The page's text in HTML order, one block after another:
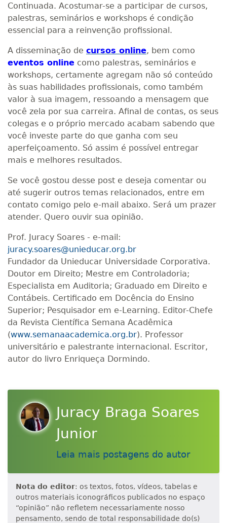
Continuada. Acostumar-se a participar de cursos,
palestras, seminários e workshops é condição
essencial para a reinvenção profissional.
A disseminação de cursos online, bem como
eventos online como palestras, seminários e
workshops, certamente agregam não só conteúdo
às suas habilidades profissionais, como também
valor à sua imagem, ressoando a mensagem que
você zela por sua carreira. Afinal de contas, os seus
colegas e o próprio mercado acabam sabendo que
você investe parte do que ganha com seu
aperfeiçoamento. Só assim é possível entregar
mais e melhores resultados.
Se você gostou desse post e deseja comentar ou
até sugerir outros temas relacionados, entre em
contato comigo pelo e-mail abaixo. Será um prazer
atender. Quero ouvir sua opinião.
Prof. Juracy Soares - e-mail:
juracy.soares@unieducar.org.br
Fundador da Unieducar Universidade Corporativa.
Doutor em Direito; Mestre em Controladoria;
Especialista em Auditoria; Graduado em Direito e
Contábeis. Certificado em Docência do Ensino
Superior; Pesquisador em e-Learning. Editor-Chefe
da Revista Científica Semana Acadêmica
(www.semanaacademica.org.br). Professor
universitário e palestrante internacional. Escritor,
autor do livro Enriqueça Dormindo.
Juracy Braga Soares
Junior
Leia mais postagens do autor
Nota do editor: os textos, fotos, vídeos, tabelas e
outros materiais iconográficos publicados no espaço
“opinião” não refletem necessariamente nosso
pensamento, sendo de total responsabilidade do(s)